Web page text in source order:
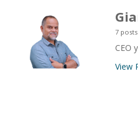
7 posts
CEO
View